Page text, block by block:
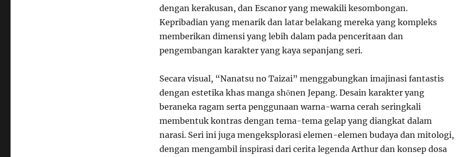
dengan kerakusan, dan Escanor yang mewakili kesombongan.
Kepribadian yang menarik dan latar belakang mereka yang kompleks
memberikan dimensi yang lebih dalam pada penceritaan dan
pengembangan karakter yang kaya sepanjang seri.
Secara visual, “Nanatsu no Taizai” menggabungkan imajinasi fantastis
dengan estetika khas manga shōnen Jepang. Desain karakter yang
beraneka ragam serta penggunaan warna-warna cerah seringkali
membentuk kontras dengan tema-tema gelap yang diangkat dalam
narasi. Seri ini juga mengeksplorasi elemen-elemen budaya dan mitologi,
dengan mengambil inspirasi dari cerita legenda Arthur dan konsep dosa